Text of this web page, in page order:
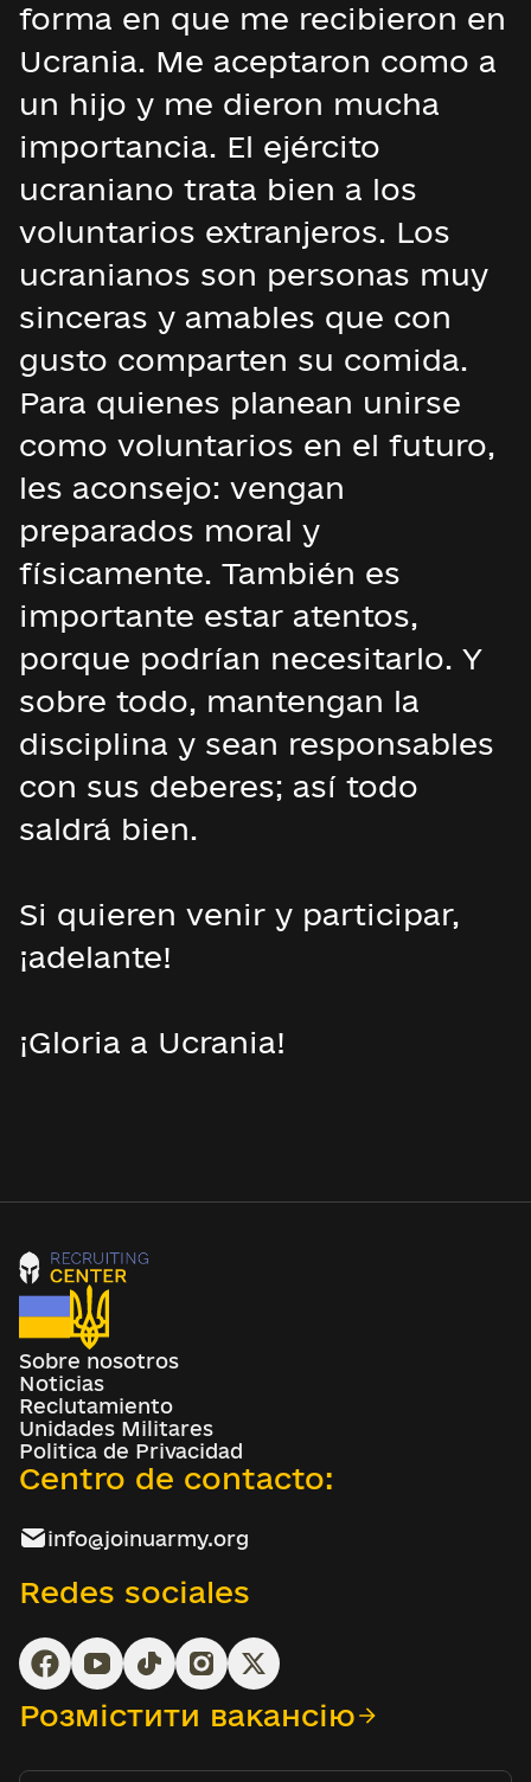
forma en que me recibieron en
Ucrania. Me aceptaron como a
un hijo y me dieron mucha
importancia. El ejército
ucraniano trata bien a los
voluntarios extranjeros. Los
ucranianos son personas muy
sinceras y amables que con
gusto comparten su comida.
Para quienes planean unirse
como voluntarios en el futuro,
les aconsejo: vengan
preparados moral y
físicamente. También es
importante estar atentos,
porque podrían necesitarlo. Y
sobre todo, mantengan la
disciplina y sean responsables
con sus deberes; así todo
saldrá bien.
Si quieren venir y participar,
¡adelante!
¡Gloria a Ucrania!
Sobre nosotros
Noticias
Reclutamiento
Unidades Militares
Politica de Privacidad
Centro de contacto:
info@joinuarmy.org
Redes sociales
Розмістити вакансію